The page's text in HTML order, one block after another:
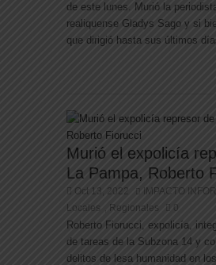
de este lunes. Murió la
realiquense Gladys Sago y si
que dirigió hasta sus últimos
Murió el expolicía
La Pampa, Roberto
Oct 13, 2022
IMPACTO
Locales
Regionales 0
Roberto Fiorucci, expolicía,
de tareas de la Subzona 14 y
delitos de lesa humanidad en